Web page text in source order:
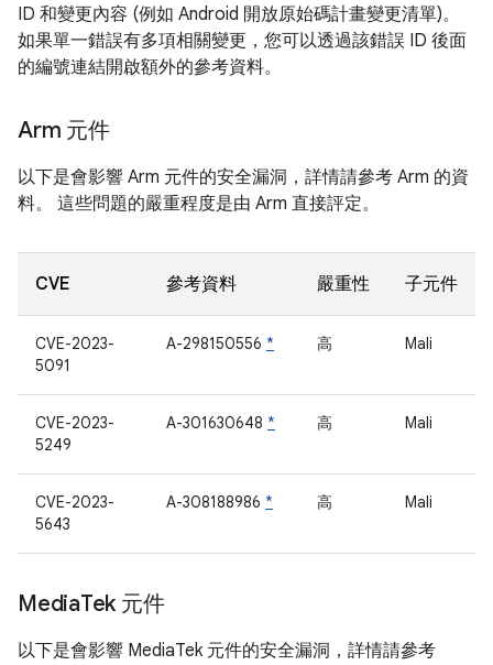
ID 和變更內容 (例如 Android 開放原始碼計畫變更清單)。
如果單一錯誤有多項相關變更，您可以透過該錯誤 ID 後面
的編號連結開啟額外的參考資料。
Arm 元件
以下是會影響 Arm 元件的安全漏洞，詳情請參考 Arm 的資
料。 這些問題的嚴重程度是由 Arm 直接評定。
CVE 參考資料 嚴重性 子元件
CVE-2023-
5091
A-298150556 * 高 Mali
CVE-2023-
5249
A-301630648 * 高 Mali
CVE-2023-
5643
A-308188986 * 高 Mali
MediaTek 元件
以下是會影響 MediaTek 元件的安全漏洞，詳情請參考